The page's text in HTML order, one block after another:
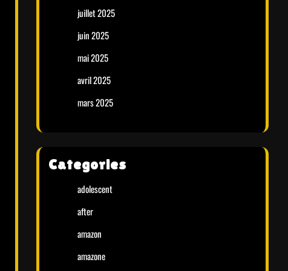
juillet 2025
juin 2025
mai 2025
avril 2025
mars 2025
Categories
adolescent
after
amazon
amazone